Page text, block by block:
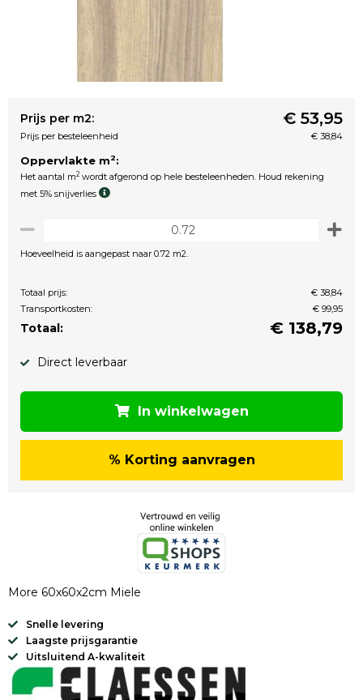
Prijs per m2: € 53,95
Prijs per besteleenheid € 38,84
Oppervlakte m2:
Het aantal m2 wordt afgerond op hele besteleenheden. Houd rekening
met 5% snijverlies
Hoeveelheid is aangepast naar 0.72 m2.
Totaal prijs:
€ 38,84
Transportkosten:
€ 99,95
Totaal: € 138,79
Direct leverbaar
In winkelwagen
% Korting aanvragen
More 60x60x2cm Miele
Snelle levering
Laagste prijsgarantie
Uitsluitend A-kwaliteit